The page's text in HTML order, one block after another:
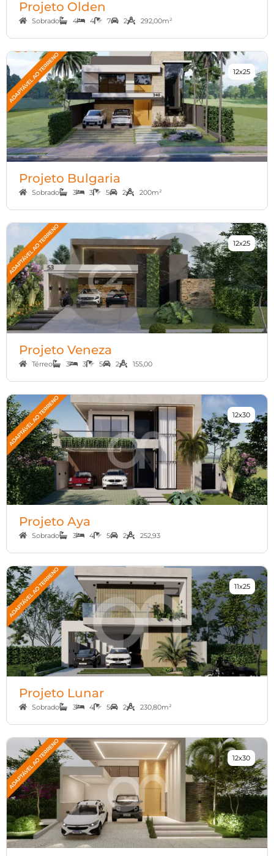
Projeto Olden
Sobrado 4 4 7 2 292,00m²
12x25
Projeto Bulgaria
Sobrado 3 3 5 2 200m²
12x25
Projeto Veneza
Térreo 3 3 5 2 155,00
12x30
Projeto Aya
Sobrado 3 4 5 2 252,93
11x25
Projeto Lunar
Sobrado 3 4 5 2 230,80m²
12x30